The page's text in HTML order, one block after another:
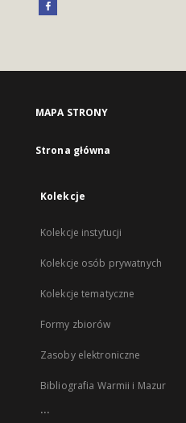
MAPA STRONY
Strona główna
Kolekcje
Kolekcje instytucji
Kolekcje osób prywatnych
Kolekcje tematyczne
Formy zbiorów
Zasoby elektroniczne
Bibliografia Warmii i Mazur
...